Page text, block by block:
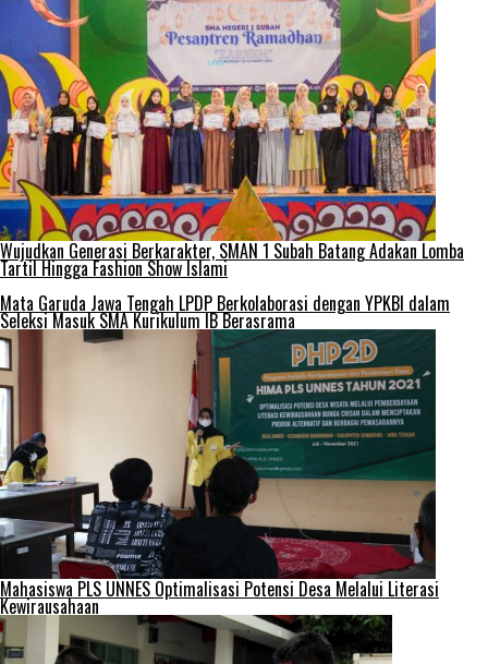
Wujudkan Generasi Berkarakter, SMAN 1 Subah Batang Adakan Lomba
Tartil Hingga Fashion Show Islami
Mata Garuda Jawa Tengah LPDP Berkolaborasi dengan YPKBI dalam
Seleksi Masuk SMA Kurikulum IB Berasrama
Mahasiswa PLS UNNES Optimalisasi Potensi Desa Melalui Literasi
Kewirausahaan